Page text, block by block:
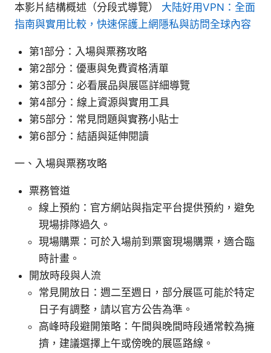
本影片結構概述（分段式導覽） 大陆好用VPN：全面
指南與實用比較，快速保護上網隱私與訪問全球內容
第1部分：入場與票務攻略
第2部分：優惠與免費資格清單
第3部分：必看展品與展區詳細導覽
第4部分：線上資源與實用工具
第5部分：常見問題與實務小貼士
第6部分：結語與延伸閱讀
一、入場與票務攻略
票務管道
線上預約：官方網站與指定平台提供預約，避免
現場排隊過久。
現場購票：可於入場前到票窗現場購票，適合臨
時計畫。
開放時段與人流
常見開放日：週二至週日，部分展區可能於特定
日子有調整，請以官方公告為準。
高峰時段避開策略：午間與晚間時段通常較為擁
擠，建議選擇上午或傍晚的展區路線。